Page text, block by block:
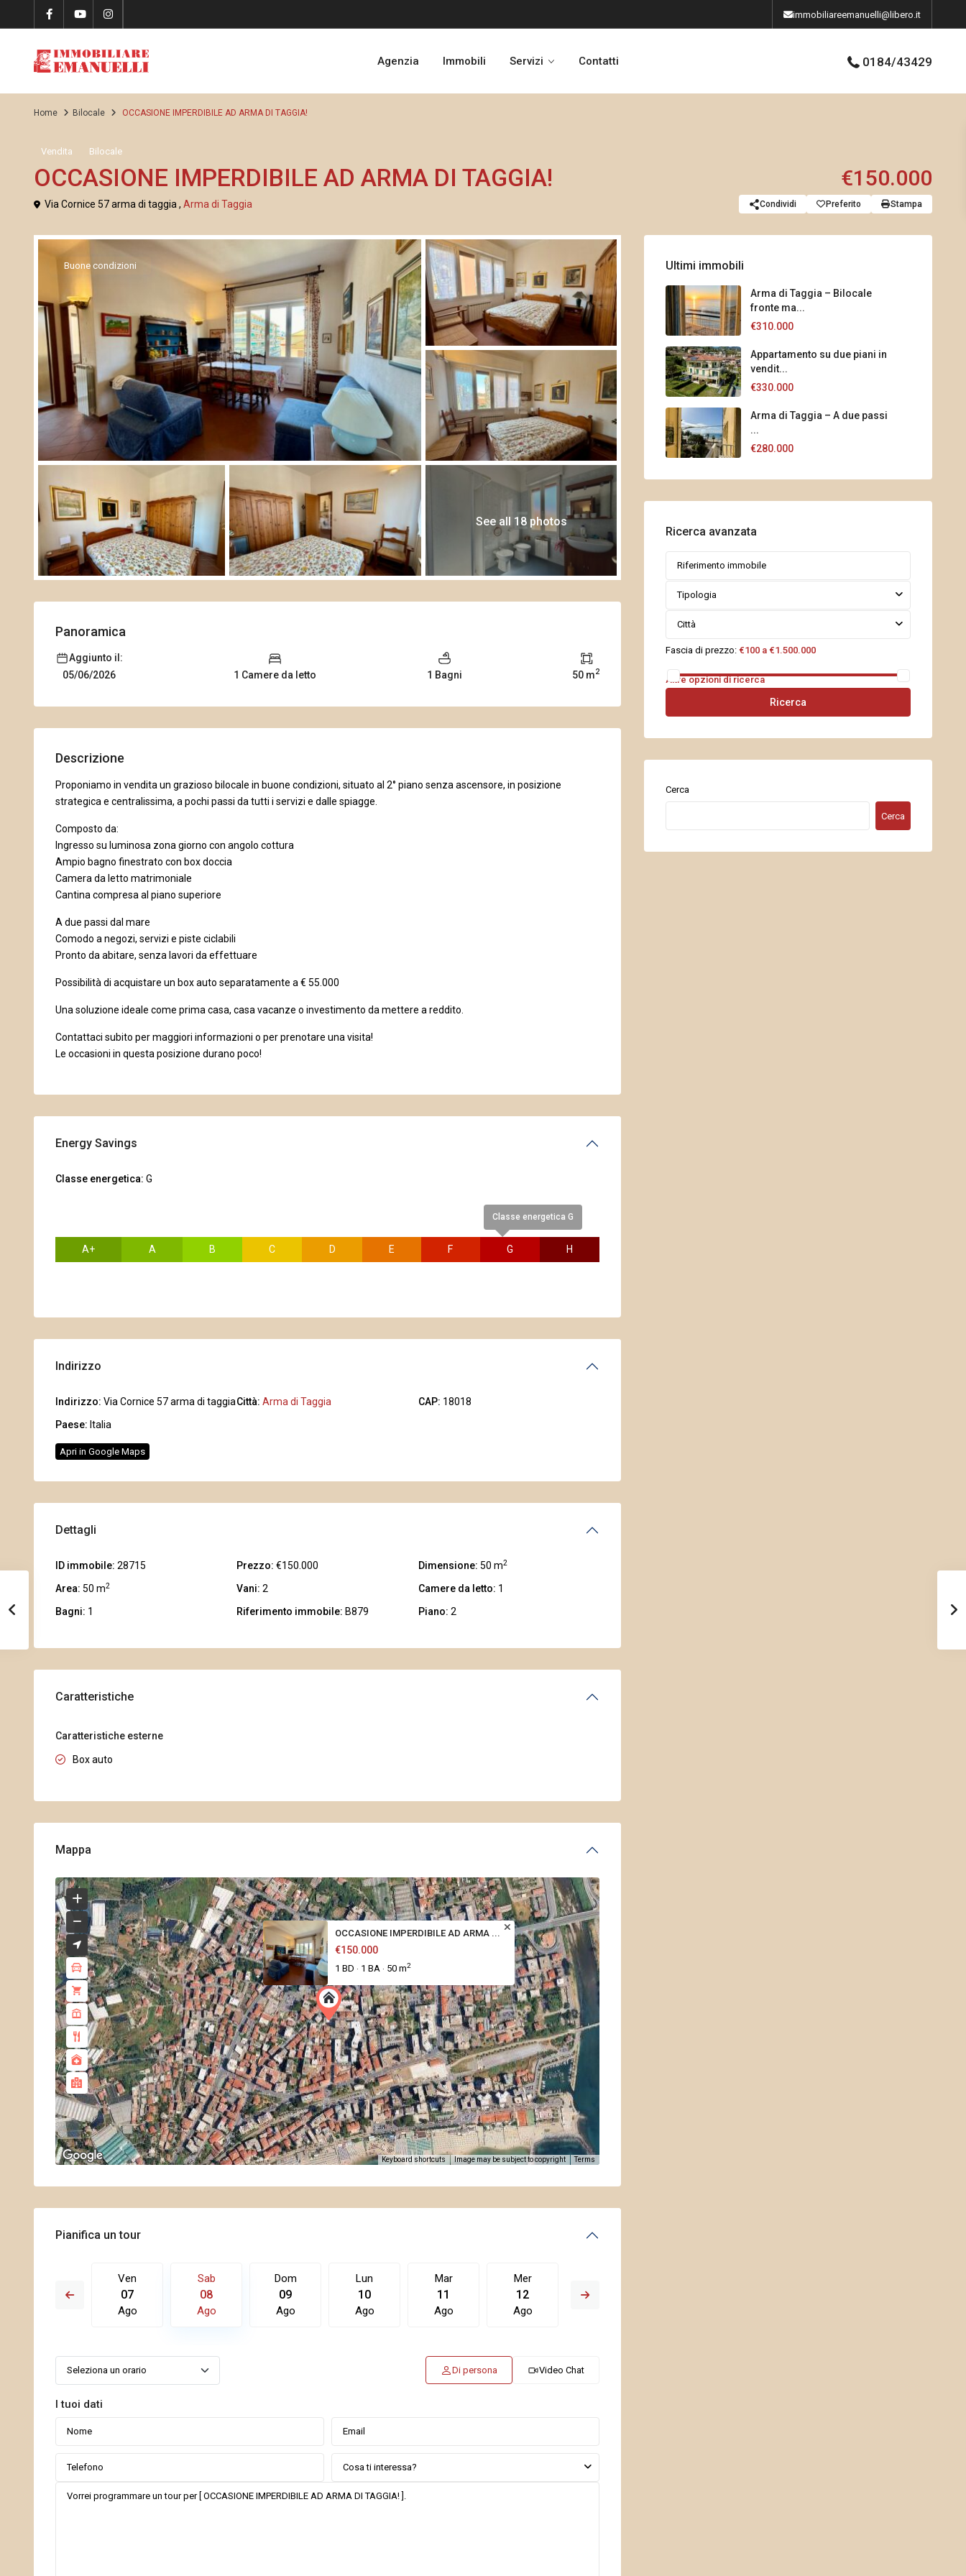
immobiliareemanuelli@libero.it
Agenzia Immobili Servizi Contatti 0184/43429
Home Bilocale OCCASIONE IMPERDIBILE AD ARMA DI TAGGIA!
Vendita Bilocale
OCCASIONE IMPERDIBILE AD ARMA DI TAGGIA! €150.000
Via Cornice 57 arma di taggia , Arma di Taggia Condividi Preferito Stampa
Buone condizioni
See all 18 photos
Panoramica
Aggiunto il:
05/06/2026
1 Camere da letto 1 Bagni 50 m2
Descrizione
Proponiamo in vendita un grazioso bilocale in buone condizioni, situato al 2° piano senza ascensore, in posizione
strategica e centralissima, a pochi passi da tutti i servizi e dalle spiagge.
Composto da:
Ingresso su luminosa zona giorno con angolo cottura
Ampio bagno finestrato con box doccia
Camera da letto matrimoniale
Cantina compresa al piano superiore
A due passi dal mare
Comodo a negozi, servizi e piste ciclabili
Pronto da abitare, senza lavori da effettuare
Possibilità di acquistare un box auto separatamente a € 55.000
Una soluzione ideale come prima casa, casa vacanze o investimento da mettere a reddito.
Contattaci subito per maggiori informazioni o per prenotare una visita!
Le occasioni in questa posizione durano poco!
Energy Savings
Classe energetica: G
A+ A B C D E F
Classe energetica G
G H
Indirizzo
Indirizzo: Via Cornice 57 arma di taggiaCittà: Arma di Taggia CAP: 18018
Paese: Italia
Apri in Google Maps
Dettagli
ID immobile: 28715 Prezzo: €150.000 Dimensione: 50 m2
Area: 50 m2 Vani: 2 Camere da letto: 1
Bagni: 1 Riferimento immobile: B879 Piano: 2
Caratteristiche
Caratteristiche esterne
Box auto
Mappa
OCCASIONE IMPERDIBILE AD ARMA ...
€150.000
1 BD · 1 BA · 50 m2
Keyboard shortcuts Image may be subject to copyright Terms
Pianifica un tour
Ven
07
Ago
Sab
08
Ago
Dom
09
Ago
Lun
10
Ago
Mar
11
Ago
Mer
12
Ago
Di persona Video Chat
I tuoi dati
Cosa ti interessa?
Ultimi immobili
Arma di Taggia – Bilocale
fronte ma...
€310.000
Appartamento su due piani in
vendit...
€330.000
Arma di Taggia – A due passi
...
€280.000
Ricerca avanzata
Tipologia
Città
Fascia di prezzo: €100 a €1.500.000
Altre opzioni di ricerca
Ricerca
Cerca
Cerca